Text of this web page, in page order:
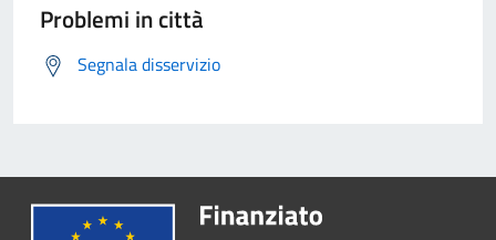
Problemi in città
Segnala disservizio